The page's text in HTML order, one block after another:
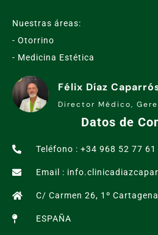
Nuestras áreas:
- Otorrino
- Medicina Estética
Félix Díaz
Director Médico,
Datos de
Teléfono : +34 968 52 77 61
Email :
C/ Carmen 26, 1º
ESPAÑA